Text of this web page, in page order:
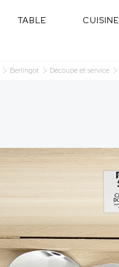
TABLE CUISINE
Berlingot Découpe et service